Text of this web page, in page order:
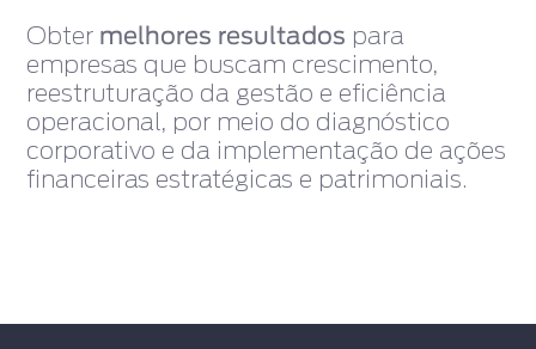
Obter melhores resultados para
empresas que buscam crescimento,
reestruturação da gestão e eficiência
operacional, por meio do diagnóstico
corporativo e da implementação de ações
financeiras estratégicas e patrimoniais.